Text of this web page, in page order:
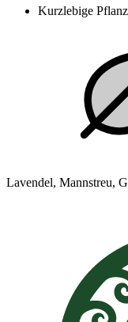
Kurzlebige
Lavendel, Mannstreu,